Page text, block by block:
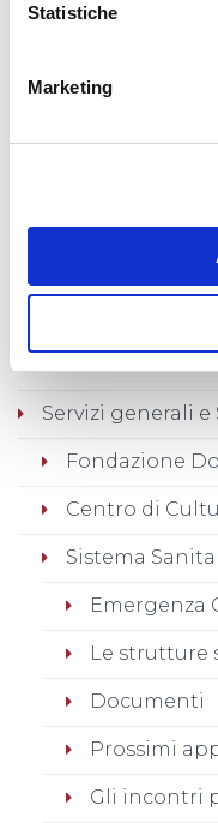
Statistiche
Marketing
San Giovanni
Le congregazioni
Famiglia
Servizi generali e
Fondazione
Centro di
Sistema
Emergenza
Le strutture
Documenti
Prossimi
Gli incontri